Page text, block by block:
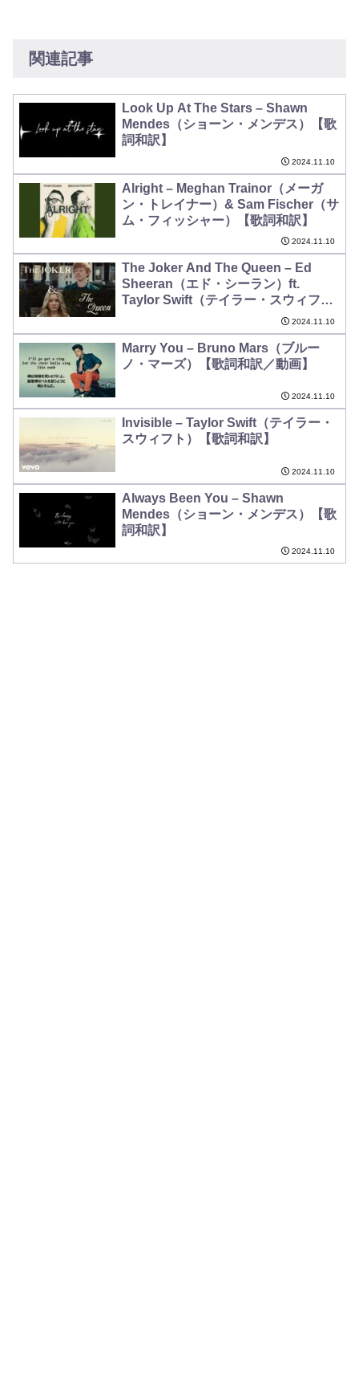
関連記事
Look Up At The Stars – Shawn
Mendes（ショーン・メンデス）【歌
詞和訳】
2024.11.10
Alright – Meghan Trainor（メーガ
ン・トレイナー）& Sam Fischer（サ
ム・フィッシャー）【歌詞和訳】
2024.11.10
The Joker And The Queen – Ed
Sheeran（エド・シーラン）ft.
Taylor Swift（テイラー・スウィフ
2024.11.10
Marry You – Bruno Mars（ブルー
ノ・マーズ）【歌詞和訳／動画】
2024.11.10
Invisible – Taylor Swift（テイラー・
スウィフト）【歌詞和訳】
2024.11.10
Always Been You – Shawn
Mendes（ショーン・メンデス）【歌
詞和訳】
2024.11.10